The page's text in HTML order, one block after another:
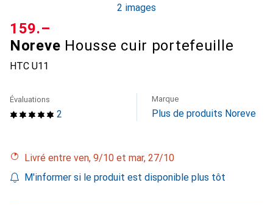
2 images
Noreve Housse cuir portefeuille
HTC U11
CHF
159.–
2
Évaluations Marque
Plus de produits Noreve
Livré entre ven, 9/10 et mar, 27/10
M'informer si le produit est disponible plus tôt